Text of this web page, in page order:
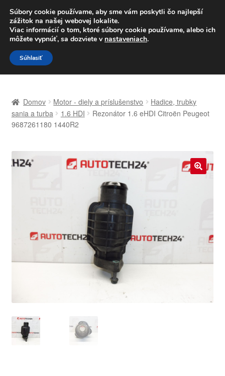
DOPRAVA od 6 EUR
Po–Pi 09:00–16:00 233 221 276
Preskočiť
na
navigáciu
Preskočiť
na
obsah
Celosvetová preprava
Kontakt
Môj účet
O nás
Platby
Domov Motor - diely a príslušenstvo
Hadice, trubky
sania a turba
1.6 HDI
Rezonátor 1.6 eHDI Citroën Peugeot
9687261180 1440R2
Súbory cookie používame, aby sme vám poskytli čo najlepší
zážitok na našej webovej lokalite.
Viac informácií o tom, ktoré súbory cookie používame, alebo ich
môžete vypnúť, sa dozviete v nastaveniach.
Súhlasiť